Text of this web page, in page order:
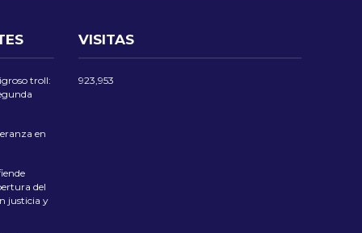
troll:
en
del
justicia y
VISITAS
923,953